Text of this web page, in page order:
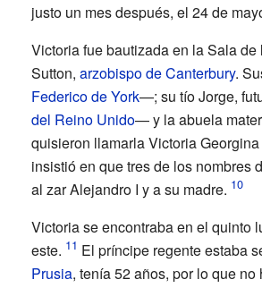
justo un mes después, el 24 de
Victoria fue bautizada en la Sala
Sutton, arzobispo de Canterbury.
Federico de York—; su tío Jorge,
del Reino Unido— y la abuela
quisieron llamarla Victoria
insistió en que tres de los nombres
al zar Alejandro I y a su madre.
Victoria se encontraba en el quinto
este.
El príncipe regente estaba
Prusia, tenía 52 años, por lo que